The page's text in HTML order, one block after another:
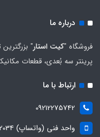
درباره ما
فروشگاه "کیت استار"
پرینتر سه بُعدی، قطعات
ارتباط با ما
09212275742
واحد فنی (واتساپ) 09354012034